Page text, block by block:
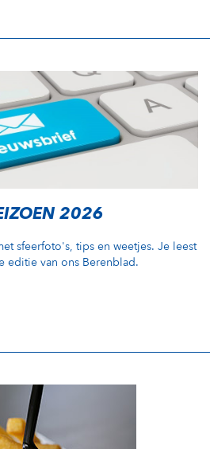
2026
sfeerfoto's, tips en weetjes. Je leest
editie van ons Berenblad.